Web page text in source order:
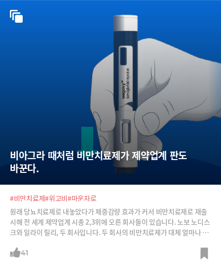
비아그라 때처럼 비만치료제가 제약업계 판도
바꾼다.
#비만치료제#위고비#마운자로
원래 당뇨치료제로 내놓았다가 체중감량 효과가 커서 비만치료제로 재출
시해 전 세계 제약업계 시총 2,3위에 오른 회사들이 있습니다. 노보 노디스
크와 일라이 릴리, 두 회사입니다. 두 회사의 비만치료제가 대체 얼마나 효
41